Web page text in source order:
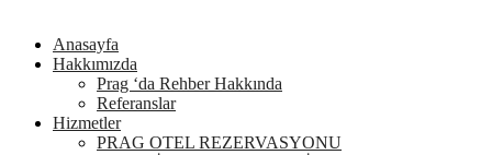
Anasayfa
Hakkımızda
Prag ‘da Rehber Hakkında
Referanslar
Hizmetler
PRAG OTEL REZERVASYONU